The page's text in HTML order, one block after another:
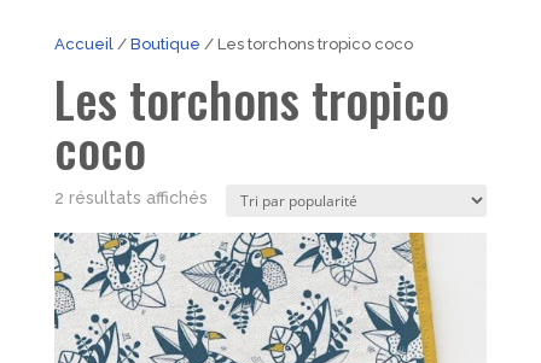
Accueil/ Boutique / Les torchons tropico coco
Les torchons tropico
coco
2 résultats affichésTrié
popularité